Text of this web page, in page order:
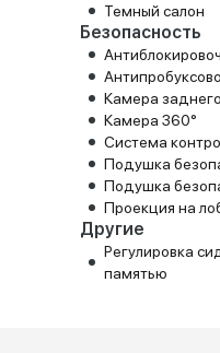
Темный салон
Безопасность
Камера
Камера 360°
Система
Подушка
Подушка
Проекция на
Другие
Регулировка
памятью